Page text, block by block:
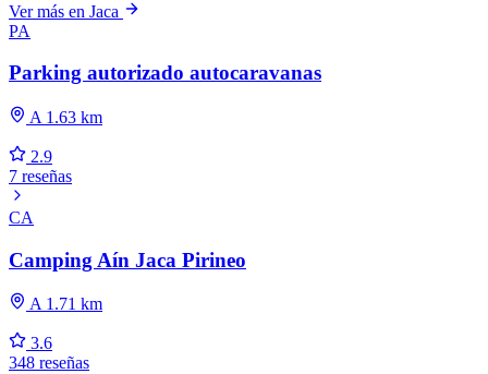
Ver más en Jaca
PA
Parking autorizado autocaravanas
A 1.63 km
2.9
7 reseñas
CA
Camping Aín Jaca Pirineo
A 1.71 km
3.6
348 reseñas